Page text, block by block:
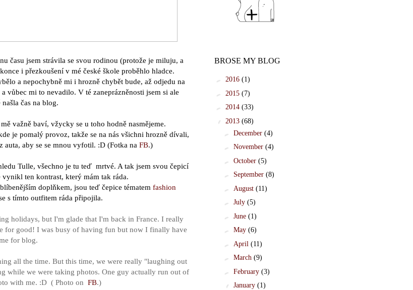
času jsem strávila se svou rodinou (protože je miluju, a
i přezkoušení v mé české škole proběhlo hladce.
ělo a nepochybně mi i hrozně chybět bude, ažodjedu na
a vůbec mi to nevadilo. V té zaneprázněnosti jsem si ale
našla čas na blog.
mě važně baví, vžycky se u toho hodně nasmějeme.
je pomalý provoz, takže se na nás všichni hrozně dívali,
auta, aby se se mnou vyfotil. :D (Fotka na FB.)
Tulle, všechno je tu teď mrtvé. A tak jsem svou čepicí
vynikl ten kontrast, který mám tak ráda.
ím doplňkem, jsou teď čepice tématem fashion
s tímto outfitem ráda připojila.
holidays, but I'm glade that I'm back in France. I really
for good! I was busy of having fun but now I finally have
for blog.
all the time. But this time, we were really "laughing out
while we were taking photos. One guy actually run out of
with me. :D ( Photo on FB.)
BROSE MY BLOG
► 2016 (1)
► 2015 (7)
► 2014 (33)
▼ 2013 (68)
►December(4)
►November(4)
►October(5)
► September(8)
► August(11)
►July(5)
►June(1)
►May(6)
► April(11)
►March(9)
►February(3)
▼January(1)